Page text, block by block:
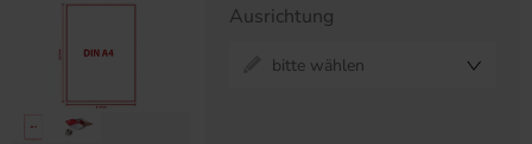
Ausrichtung
bitte wählen